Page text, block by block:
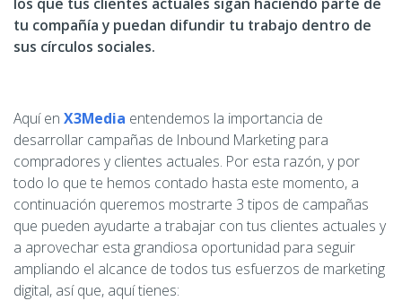
tu compañía y puedan difundir tu trabajo dentro de
sus círculos sociales.
Aquí en X3Media entendemos la importancia de
desarrollar campañas de Inbound Marketing para
compradores y clientes actuales. Por esta razón, y por
todo lo que te hemos contado hasta este momento, a
continuación queremos mostrarte 3 tipos de campañas
que pueden ayudarte a trabajar con tus clientes actuales y
a aprovechar esta grandiosa oportunidad para seguir
ampliando el alcance de todos tus esfuerzos de marketing
digital, así que, aquí tienes: